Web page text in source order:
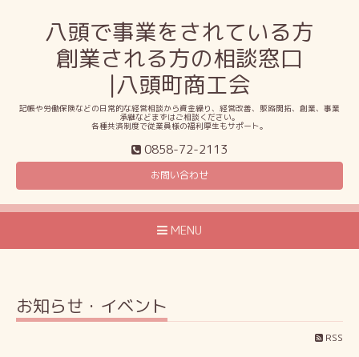
八頭で事業をされている方
創業される方の相談窓口
|八頭町商工会
記帳や労働保険などの日常的な経営相談から資金繰り、経営改善、販路開拓、創業、事業
承継などまずはご相談ください。
各種共済制度で従業員様の福利厚生もサポート。
0858-72-2113
お問い合わせ
MENU
お知らせ・イベント
RSS